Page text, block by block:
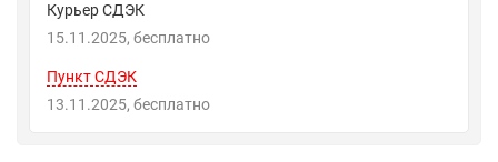
Курьер СДЭК
15.11.2025
Бесплатно
Пункт СДЭК
13.11.2025
Бесплатно